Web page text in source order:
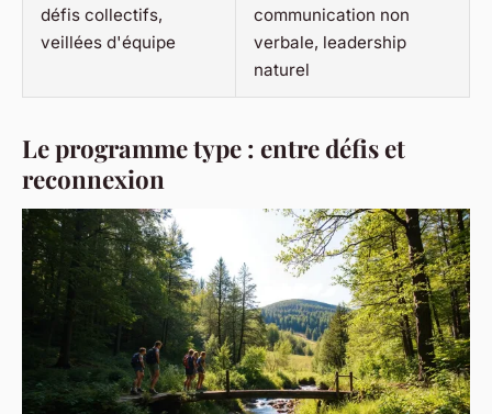
défis collectifs,
veillées d'équipe
communication non
verbale, leadership
naturel
Le programme type : entre défis et
reconnexion